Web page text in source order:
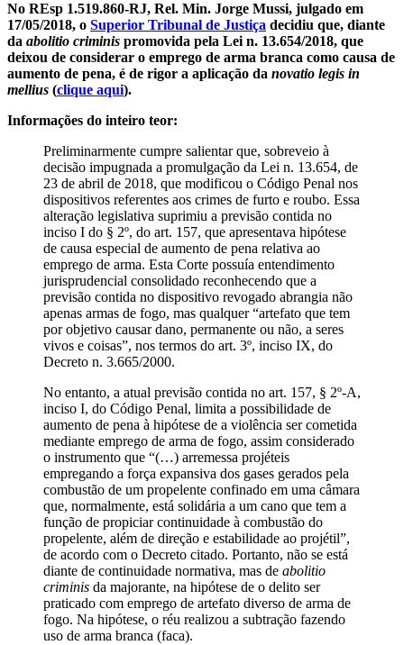
No REsp 1.519.860-RJ, Rel. Min. Jorge Mussi, julgado em
17/05/2018, o Superior Tribunal de Justiça decidiu que, diante
da abolitio criminis promovida pela Lei n. 13.654/2018, que
deixou de considerar o emprego de arma branca como causa de
aumento de pena, é de rigor a aplicação da novatio legis in
mellius (clique aqui).
Informações do inteiro teor:
Preliminarmente cumpre salientar que, sobreveio à
decisão impugnada a promulgação da Lei n. 13.654, de
23 de abril de 2018, que modificou o Código Penal nos
dispositivos referentes aos crimes de furto e roubo. Essa
alteração legislativa suprimiu a previsão contida no
inciso I do § 2º, do art. 157, que apresentava hipótese
de causa especial de aumento de pena relativa ao
emprego de arma. Esta Corte possuía entendimento
jurisprudencial consolidado reconhecendo que a
previsão contida no dispositivo revogado abrangia não
apenas armas de fogo, mas qualquer “artefato que tem
por objetivo causar dano, permanente ou não, a seres
vivos e coisas”, nos termos do art. 3º, inciso IX, do
Decreto n. 3.665/2000.
No entanto, a atual previsão contida no art. 157, § 2º-A,
inciso I, do Código Penal, limita a possibilidade de
aumento de pena à hipótese de a violência ser cometida
mediante emprego de arma de fogo, assim considerado
o instrumento que “(…) arremessa projéteis
empregando a força expansiva dos gases gerados pela
combustão de um propelente confinado em uma câmara
que, normalmente, está solidária a um cano que tem a
função de propiciar continuidade à combustão do
propelente, além de direção e estabilidade ao projétil”,
de acordo com o Decreto citado. Portanto, não se está
diante de continuidade normativa, mas de abolitio
criminis da majorante, na hipótese de o delito ser
praticado com emprego de artefato diverso de arma de
fogo. Na hipótese, o réu realizou a subtração fazendo
uso de arma branca (faca).